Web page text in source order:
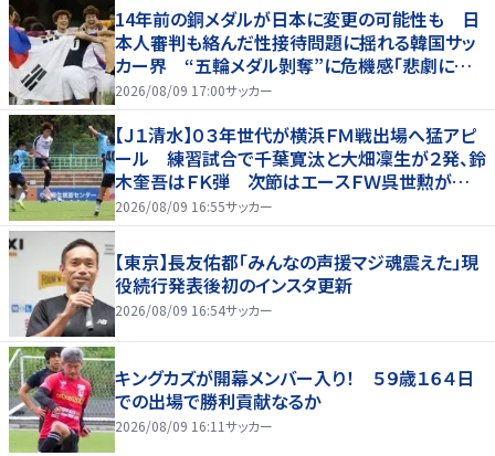
14年前の銅メダルが日本に変更の可能性も 日
本人審判も絡んだ性接待問題に揺れる韓国サッ
カー界 “五輪メダル剝奪”に危機感「悲劇に見
舞われる」
2026/08/09 17:00サッカー
【Ｊ１清水】０３年世代が横浜ＦＭ戦出場へ猛アピ
ール 練習試合で千葉寛汰と大畑凜生が２発、鈴
木奎吾はＦＫ弾 次節はエースＦＷ呉世勲が出
場停止
2026/08/09 16:55サッカー
【東京】長友佑都「みんなの声援マジ魂震えた」現
役続行発表後初のインスタ更新
2026/08/09 16:54サッカー
キングカズが開幕メンバー入り！ ５９歳１６４日
での出場で勝利貢献なるか
2026/08/09 16:11サッカー